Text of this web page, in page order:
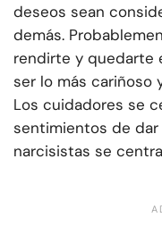
deseos sean
demás.
rendirte y quedarte
ser lo más cariñoso
Los cuidadores se
sentimientos de dar
narcisistas se